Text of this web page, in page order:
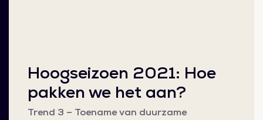
Hoogseizoen 2021: Hoe
pakken we het aan?
Trend 3 – Toename van duurzame